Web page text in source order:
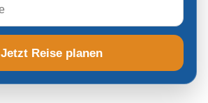
Jetzt Reise planen